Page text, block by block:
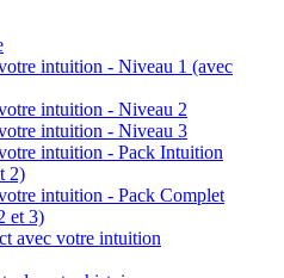
intuition - Niveau 1 (avec
intuition - Niveau 2
intuition - Niveau 3
intuition - Pack Intuition
2)
intuition - Pack Complet
et 3)
avec votre intuition